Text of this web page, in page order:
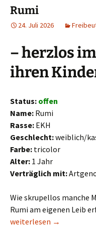
Rumi
24. Juli 2026
– herzlos
ihren
Status: offen
Name: Rumi
Rasse: EKH
Geschlecht:weiblich/
Farbe: tricolor
Alter: 1 Jahr
Verträglich mit:
Wie skrupellos manche
Rumi am eigenen Leib
Rumi
weiterlesen →